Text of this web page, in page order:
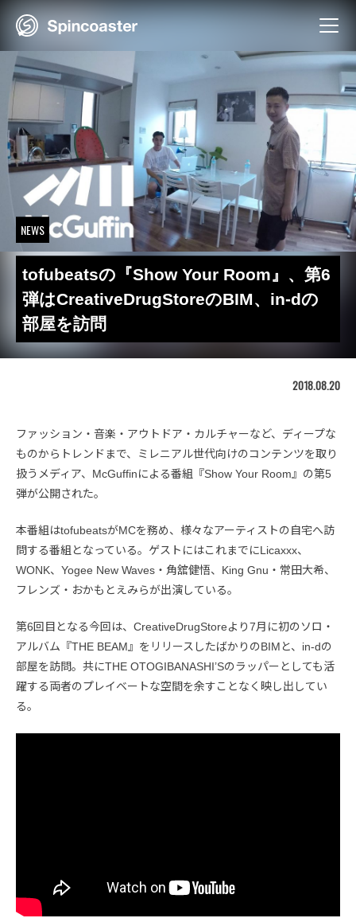
Skip
NEWS
tofubeatsの『Show Your Room』、第6
弾はCreativeDrugStoreのBIM、in-dの
部屋を訪問
2018.08.20
ファッション・音楽・アウトドア・カルチャーなど、ディープな
ものからトレンドまで、ミレニアル世代向けのコンテンツを取り
扱うメディア、McGuffinによる番組『Show Your Room』の第5
弾が公開された。
本番組はtofubeatsがMCを務め、様々なアーティストの自宅へ訪
問する番組となっている。ゲストにはこれまでにLicaxxx、
WONK、Yogee New Waves・角舘健悟、King Gnu・常田大希、
フレンズ・おかもとえみらが出演している。
第6回目となる今回は、CreativeDrugStoreより7月に初のソロ・
アルバム『THE BEAM』をリリースしたばかりのBIMと、in-dの
部屋を訪問。共にTHE OTOGIBANASHI’Sのラッパーとしても活
躍する両者のプレイベートな空間を余すことなく映し出してい
る。